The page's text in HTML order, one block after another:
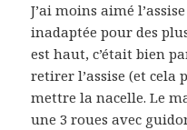
J’ai moins aimé
inadaptée pour des
est haut, c’était bien
retirer l’assise (et cela
mettre la nacelle. Le
une 3 roues avec